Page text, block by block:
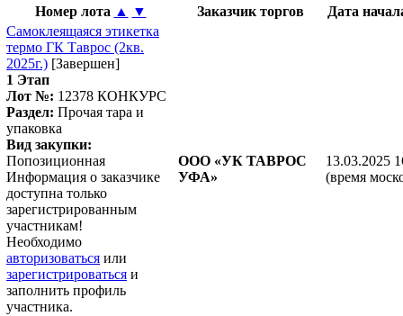
Номер лота ▲ ▼ Заказчик торгов
Дата
Самоклеящаяся этикетка
термо ГК Таврос (2кв.
2025г.) [Завершен]
1 Этап
Лот №: 12378 КОНКУРС
Раздел: Прочая тара и
упаковка
Вид закупки:
Попозиционная
Информация о заказчике
доступна только
зарегистрированным
участникам!
Необходимо
авторизоваться или
зарегистрироваться и
заполнить профиль
участника.
ООО «УК ТАВРОС
УФА»
13.03.2025
(время